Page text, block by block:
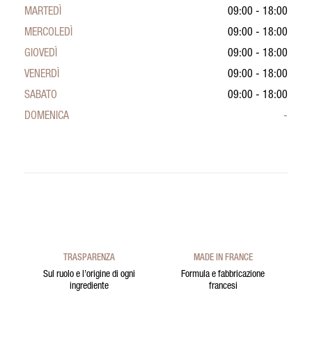
MARTEDÌ
09:00 - 18:00
MERCOLEDÌ
09:00 - 18:00
GIOVEDÌ
09:00 - 18:00
VENERDÌ
09:00 - 18:00
SABATO
09:00 - 18:00
DOMENICA
-
TRASPARENZA
Sul ruolo e l’origine di ogni
ingrediente
MADE IN FRANCE
Formula e fabbricazione
francesi